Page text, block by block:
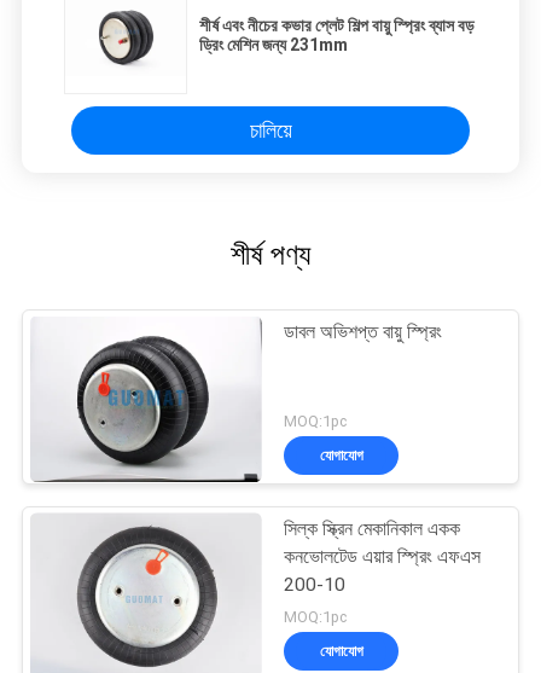
শীর্ষ এবং নীচের কভার প্লেট শিল্প বায়ু স্প্রিং ব্যাস বড়
ড্রিং মেশিন জন্য 231mm
চালিয়ে
শীর্ষ পণ্য
ডাবল অভিশপ্ত বায়ু স্প্রিং
MOQ:1pc
যোগাযোগ
সিল্ক স্ক্রিন মেকানিকাল একক
কনভোলটেড এয়ার স্প্রিং এফএস
200-10
MOQ:1pc
যোগাযোগ